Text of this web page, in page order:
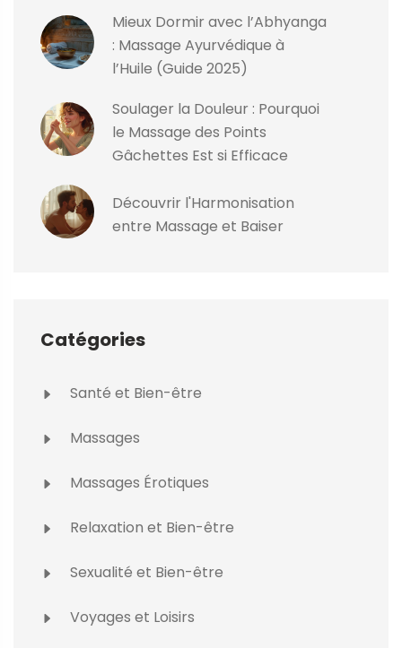
Mieux Dormir avec l’Abhyanga
: Massage Ayurvédique à
l’Huile (Guide 2025)
Soulager la Douleur : Pourquoi
le Massage des Points
Gâchettes Est si Efficace
Découvrir l'Harmonisation
entre Massage et Baiser
Catégories
Santé et Bien-être
Massages
Massages Érotiques
Relaxation et Bien-être
Sexualité et Bien-être
Voyages et Loisirs